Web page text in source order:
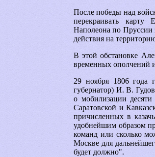
После победы над
перекраивать карту
Наполеона по Пруссии
действия на
В этой обстановке
временных ополчений
29 ноября 1806 года
губернатор) И. В.
о мобилизации
Саратовской и
причисленных в
удобнейшим образом
команд или сколько
Москве для
будет должно".